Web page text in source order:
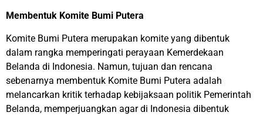
Membentuk Komite Bumi Putera
Komite Bumi Putera merupakan komite yang dibentuk
dalam rangka memperingati perayaan Kemerdekaan
Belanda di Indonesia. Namun, tujuan dan rencana
sebenarnya membentuk Komite Bumi Putera adalah
melancarkan kritik terhadap kebijaksaan politik Pemerintah
Belanda, memperjuangkan agar di Indonesia dibentuk